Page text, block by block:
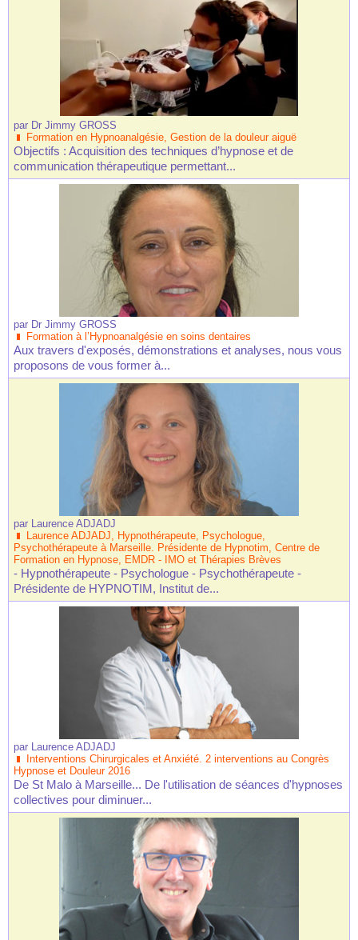
par Dr Jimmy GROSS
Formation en Hypnoanalgésie, Gestion de la douleur aiguë
Objectifs : Acquisition des techniques d’hypnose et de
communication thérapeutique permettant...
par Dr Jimmy GROSS
Formation à l’Hypnoanalgésie en soins dentaires
Aux travers d'exposés, démonstrations et analyses, nous vous
proposons de vous former à...
par Laurence ADJADJ
Laurence ADJADJ, Hypnothérapeute, Psychologue,
Psychothérapeute à Marseille. Présidente de Hypnotim, Centre de
Formation en Hypnose, EMDR - IMO et Thérapies Brèves
- Hypnothérapeute - Psychologue - Psychothérapeute -
Présidente de HYPNOTIM, Institut de...
par Laurence ADJADJ
Interventions Chirurgicales et Anxiété. 2 interventions au Congrès
Hypnose et Douleur 2016
De St Malo à Marseille... De l'utilisation de séances d'hypnoses
collectives pour diminuer...